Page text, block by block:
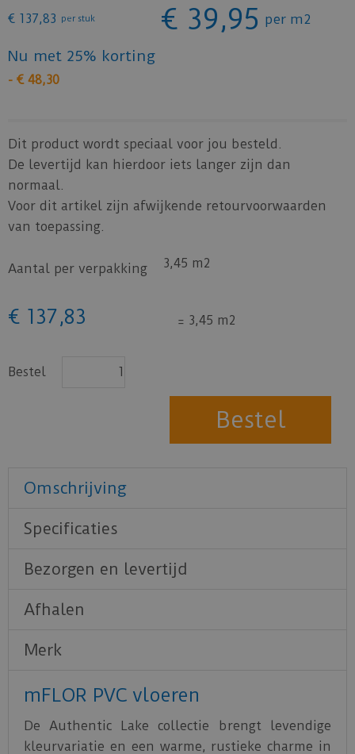
€ 137,83 per stuk € 39,95 per m2
Nu met 25% korting
- € 48,30
Dit product wordt speciaal voor jou besteld.
De levertijd kan hierdoor iets langer zijn dan
normaal.
Voor dit artikel zijn afwijkende retourvoorwaarden
van toepassing.
Aantal per verpakking 3,45 m2
€ 137,83 = 3,45 m2
Bestel
Omschrijving
Specificaties
Bezorgen en levertijd
Afhalen
Merk
mFLOR PVC vloeren
De Authentic Lake collectie brengt levendige
kleurvariatie en een warme, rustieke charme in